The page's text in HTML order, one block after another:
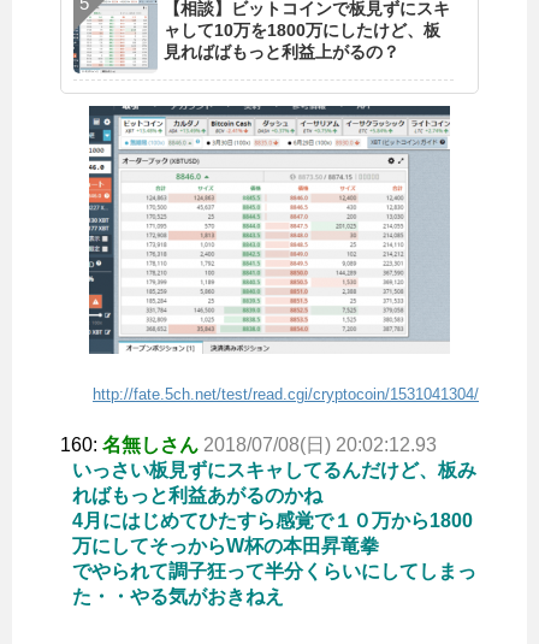
【相談】ビットコインで板見ずにスキ
ャして10万を1800万にしたけど、板
見ればばもっと利益上がるの？
http://fate.5ch.net/test/read.cgi/cryptocoin/1531041304/
160: 名無しさん 2018/07/08(日) 20:02:12.93
いっさい板見ずにスキャしてるんだけど、板み
ればもっと利益あがるのかね
4月にはじめてひたすら感覚で１０万から1800
万にしてそっからW杯の本田昇竜拳
でやられて調子狂って半分くらいにしてしまっ
た・・やる気がおきねえ